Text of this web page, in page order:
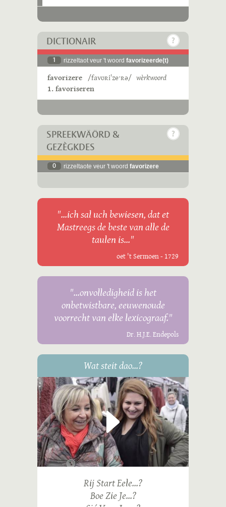
DICTIONAIR
1 rizzeltaot veur 't woord favorizeerde(t)
favorizere /favʊʀiˈzeˑʀə/ wèrkwoord
1. favoriseren
SPREEKWÄÖRD &
GEZÈGKDES
0 rizzeltaote veur 't woord favorizere
"...ich sal uch bewiesen, dat et
Mastreegs de beste van alle de
taulen is..."
oet 't Sermoen - 1729
"...onvolledigheid is het
onbetwistbare, eeuwenoude
voorrecht van elke lexicograaf."
Dr. H.J.E. Endepols
Wat steit dao...?
Rij Start Eele...?
Boe Zie Je...?